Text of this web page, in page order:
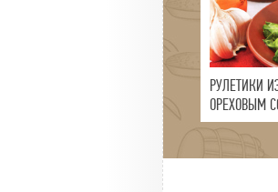
РУЛЕТИКИ
ОРЕХОВЫМ